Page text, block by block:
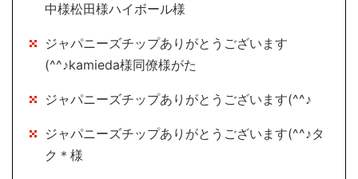
中様松田様ハイボール様
ジャパニーズチップありがとうございます
(^^♪kamieda様同僚様がた
ジャパニーズチップありがとうございます(^^♪
ジャパニーズチップありがとうございます(^^♪タ
ク＊様